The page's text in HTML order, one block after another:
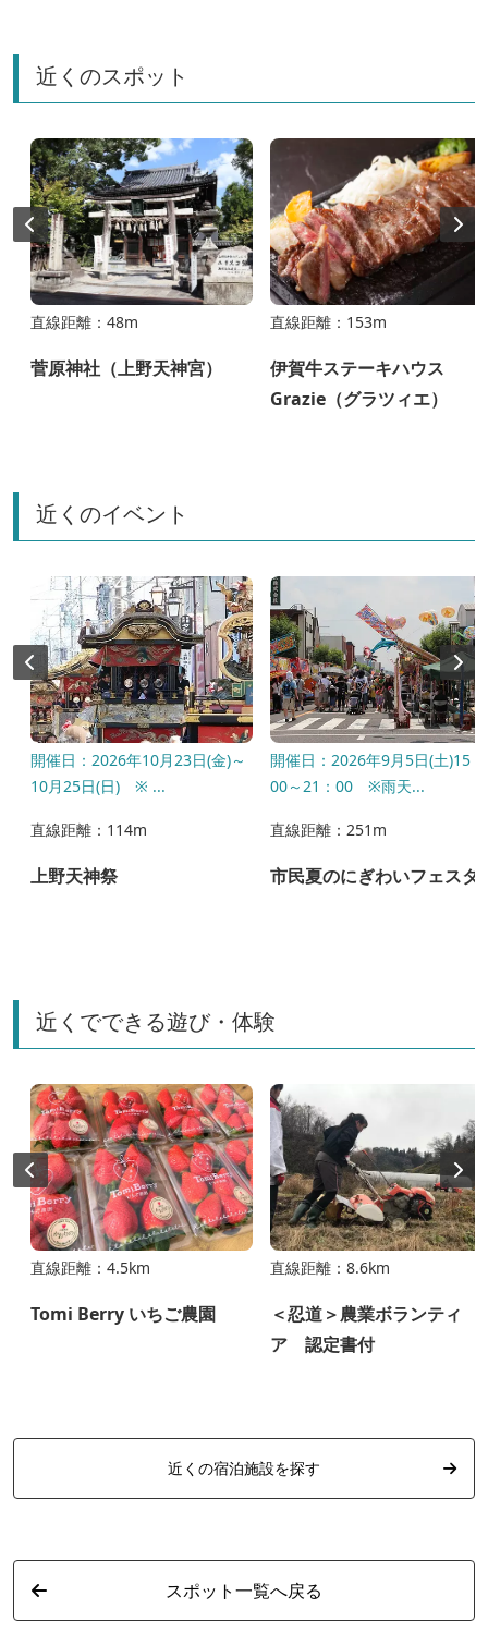
近くのスポット
直線距離：48m
菅原神社（上野天神宮）
直線距離：153m
伊賀牛ステーキハウス
Grazie（グラツィエ）
近くのイベント
開催日：2026年10月23日(金)～
10月25日(日) ※ ...
直線距離：114m
上野天神祭
開催日：2026年9月5日(土)15：
00～21：00 ※雨天...
直線距離：251m
市民夏のにぎわいフェスタ
近くでできる遊び・体験
直線距離：4.5km
Tomi Berry いちご農園
直線距離：8.6km
＜忍道＞農業ボランティ
ア 認定書付
近くの宿泊施設を探す
スポット一覧へ戻る